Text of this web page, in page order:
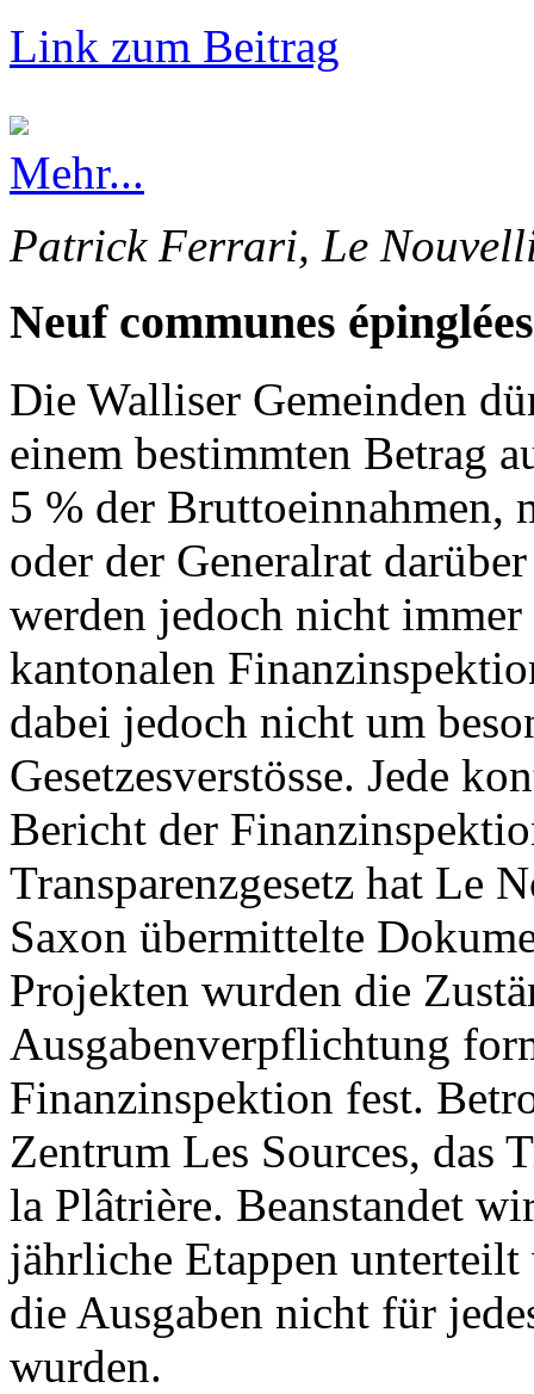
Link zum Beitrag
Mehr...
Patrick Ferrari, Le
Neuf communes épinglées
Die Walliser Gemeinden
einem bestimmten Betrag
5 % der Bruttoeinnahmen,
oder der Generalrat
werden jedoch nicht
kantonalen
dabei jedoch nicht um
Gesetzesverstösse. Jede
Bericht der
Transparenzgesetz hat Le
Saxon übermittelte
Projekten wurden die
Ausgabenverpflichtung
Finanzinspektion fest.
Zentrum Les Sources, das
la Plâtrière. Beanstandet
jährliche Etappen unterteilt
die Ausgaben nicht für
wurden.